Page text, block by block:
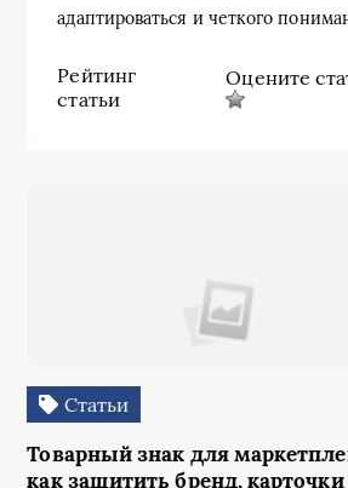
адаптироваться и четкого
Рейтинг
статьи
Оцените
Статьи
Товарный знак для
как защитить бренд,